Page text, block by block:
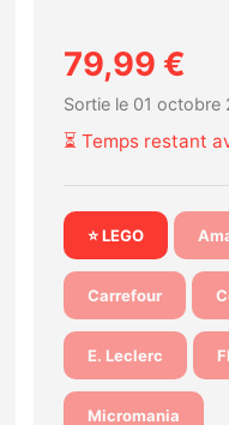
Tests de jeux
Tests
Autres tests
Previews
Précommandes
79,99 €
Sortie le 01 octobre
⏳ Temps restant
⭐ LEGO
Carrefour
E. Leclerc
Micromania